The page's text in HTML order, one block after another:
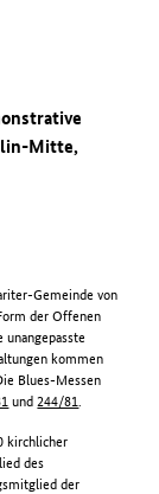
Mitte,
Gemeinde von
der Offenen
kommen
Blues-Messen
und244/81
kirchlicher
des
der